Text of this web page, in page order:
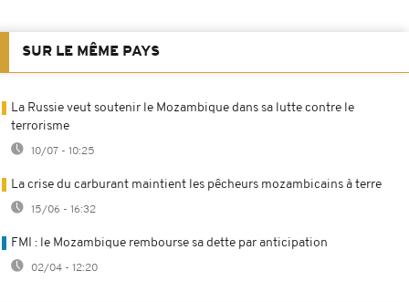
SUR LE MÊME PAYS
La Russie veut soutenir le Mozambique dans sa lutte contre le
terrorisme
10/07 - 10:25
La crise du carburant maintient les pêcheurs mozambicains à terre
15/06 - 16:32
FMI : le Mozambique rembourse sa dette par anticipation
02/04 - 12:20